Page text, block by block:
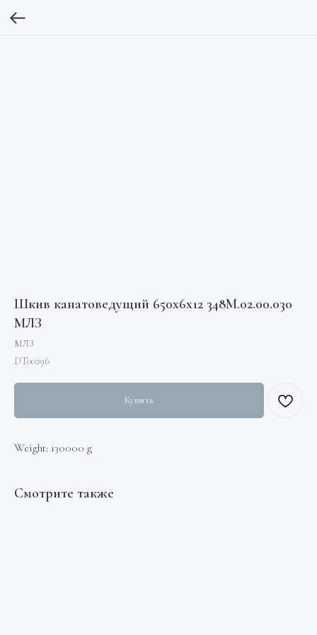
Шкив канатоведущий 650х6х12 348М.02.00.030
МЛЗ
МЛЗ
DT00296
Купить
Weight: 130000 g
Смотрите также